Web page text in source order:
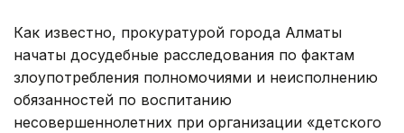
Как известно, прокуратурой города Алматы
начаты досудебные расследования по фактам
злоупотребления полномочиями и неисполнению
обязанностей по воспитанию
несовершеннолетних при организации «детского